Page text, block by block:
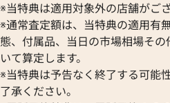
ンテール SM W25033P5
格
Vacheron Constantin
ヴァシュロン・コンスタンタン
Van Cleef & Arpels
ヴァンクリーフ＆アーペル
Versace
BAUME＆MERCIER
ボーム＆メルシエ
BALL Watch
ボール ウォッチ
※当特典は適用対象外の店舗がござ
※通常査定額は、当特典の適用有
態、付属品、当日の市場相場そ
いて算定します。
※当特典は予告なく終了する可能
了承ください。